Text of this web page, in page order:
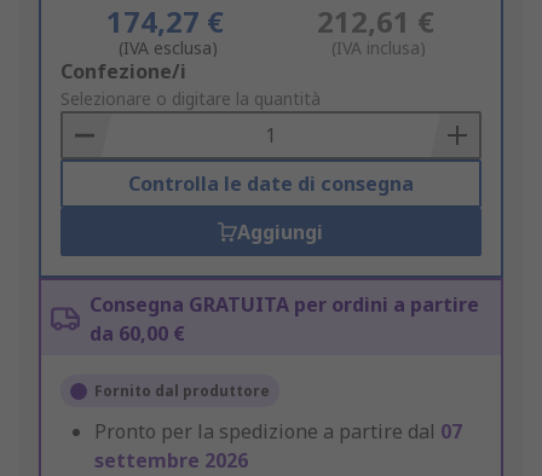
174,27 €
(IVA esclusa)
212,61 €
(IVA inclusa)
Add
to
Basket
Confezione/i
Selezionare o digitare la quantità
Controlla le date di consegna
Aggiungi
Consegna GRATUITA per ordini a partire
da 60,00 €
Fornito dal produttore
Pronto per la spedizione a partire dal 07
settembre 2026